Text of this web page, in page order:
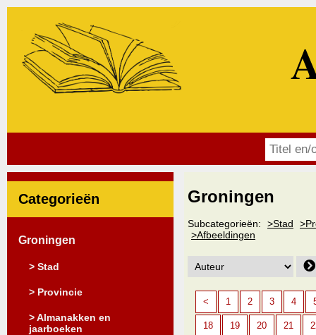
Categorieën
Groningen
> Stad
> Provincie
> Almanakken en
jaarboeken
Groningen
Subcategorieën: >Stad
>Afbeeldingen
< 1 2 3 4
18 19 20 21